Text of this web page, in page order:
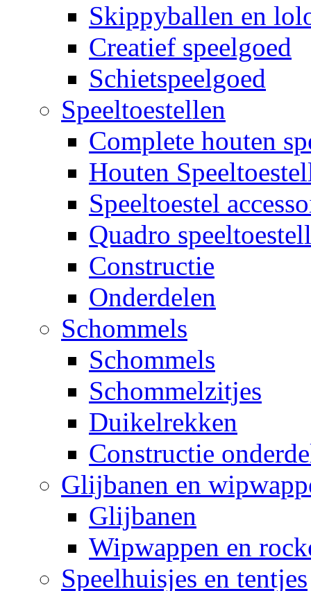
Skippyballen en
Creatief speelgoed
Schietspeelgoed
Speeltoestellen
Complete houten
Houten
Speeltoestel
Quadro
Constructie
Onderdelen
Schommels
Schommels
Schommelzitjes
Duikelrekken
Constructie
Glijbanen en
Glijbanen
Wipwappen en
Speelhuisjes en tentjes